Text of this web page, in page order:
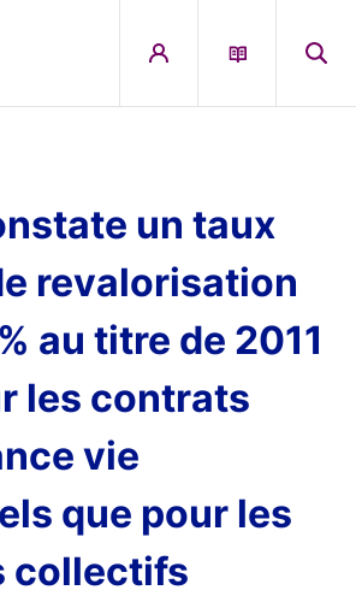
un taux
revalorisation
au titre de 2011
les contrats
vie
que pour les
collectifs